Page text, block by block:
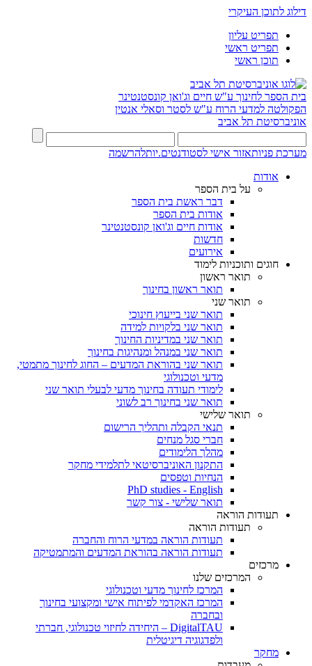
דילוג לתוכן העיקרי
תפריט עליון
תפריט ראשי
תוכן ראשי
בית הספר לחינוך ע"ש חיים וג'ואן קונסטנטינר
הפקולטה למדעי הרוח ע"ש לסטר וסאלי אנטין
אוניברסיטת תל אביב
מערכת פניותאזור אישי לסטודנטים.יותלהרשמה
אודות
על בית הספר
דבר ראשת בית הספר
אודות בית הספר
אודות חיים וג'ואן קונסטנטינר
חדשות
אירועים
חוגים ותוכניות לימוד
תואר ראשון
תואר ראשון בחינוך
תואר שני
תואר שני בייעוץ חינוכי
תואר שני בלקויות למידה
תואר שני במדיניות החינוך
תואר שני במנהל ומנהיגות בחינוך
תואר שני בהוראת המדעים – החוג לחינוך מתמטי,
מדעי וטכנולוגי
לימודי תעודה בחינוך מדעי לבעלי תואר שני
תואר שני בחינוך רב לשוני
תואר שלישי
תנאי הקבלה ותהליך הרישום
חברי סגל מנחים
מהלך הלימודים
התקנון האוניברסיטאי לתלמידי מחקר
הנחיות וטפסים
PhD studies - English
תואר שלישי - צור קשר
תעודות הוראה
תעודות הוראה
תעודות הוראה במדעי הרוח והחברה
תעודות הוראה בהוראת המדעים והמתמטיקה
מרכזים
המרכזים שלנו
המרכז לחינוך מדעי וטכנולוגי
המרכז האקדמי לפיתוח אישי ומקצועי בחינוך
ובחברה
DigitalTAU – היחידה לחיזוי טכנולוגי, חברתי
ולפדגוגיה דיגיטלית
מחקר